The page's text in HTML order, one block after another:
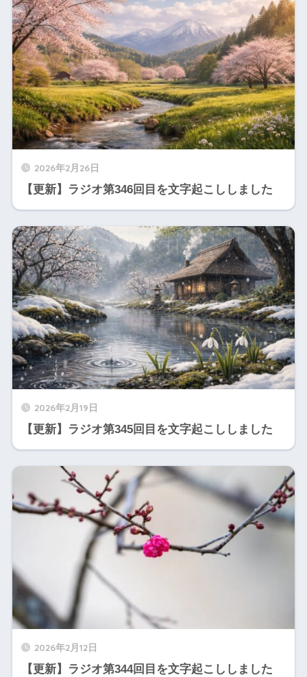
2026年2月26日
【更新】ラジオ第346回目を文字起こししました
2026年2月19日
【更新】ラジオ第345回目を文字起こししました
2026年2月12日
【更新】ラジオ第344回目を文字起こししました